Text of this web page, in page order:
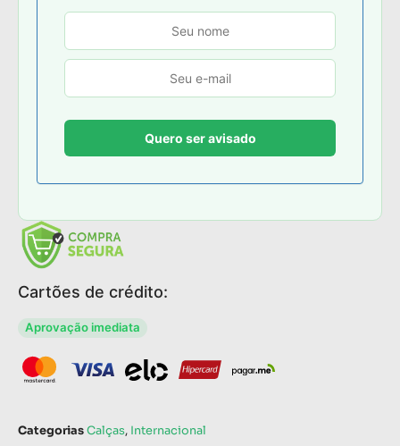
Cartões de crédito:
Aprovação imediata
CategoriasCalças, Internacional